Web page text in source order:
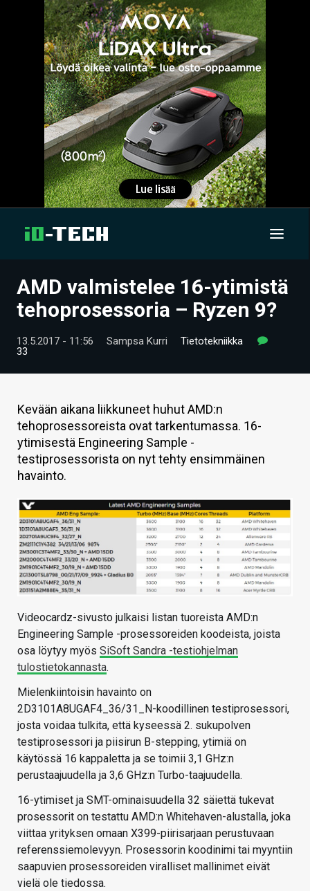
UUTISET
VIDEOT
TIETOA
HINTA.FI
KAUPPA
VAIHDA TEEMA
HAKU
AMD valmistelee 16-ytimistä
tehoprosessoria – Ryzen 9?
13.5.2017 - 11:56 Sampsa Kurri
Tietotekniikka
33
Kevään aikana liikkuneet huhut AMD:n
tehoprosessoreista ovat tarkentumassa. 16-
ytimisestä Engineering Sample -
testiprosessorista on nyt tehty ensimmäinen
havainto.
Videocardz-sivusto julkaisi listan tuoreista AMD:n
Engineering Sample -prosessoreiden koodeista, joista
osa löytyy myös SiSoft Sandra -testiohjelman
tulostietokannasta.
Mielenkiintoisin havainto on
2D3101A8UGAF4_36/31_N-koodillinen testiprosessori,
josta voidaa tulkita, että kyseessä 2. sukupolven
testiprosessori ja piisirun B-stepping, ytimiä on
käytössä 16 kappaletta ja se toimii 3,1 GHz:n
perustaajuudella ja 3,6 GHz:n Turbo-taajuudella.
16-ytimiset ja SMT-ominaisuudella 32 säiettä tukevat
prosessorit on testattu AMD:n Whitehaven-alustalla, joka
viittaa yrityksen omaan X399-piirisarjaan perustuvaan
referenssiemolevyyn. Prosessorin koodinimi tai myyntiin
saapuvien prosessoreiden viralliset mallinimet eivät
vielä ole tiedossa.